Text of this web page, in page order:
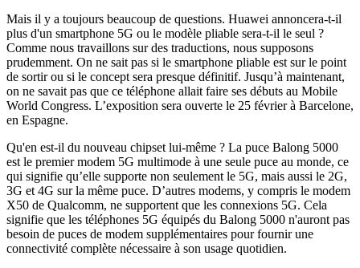
Mais il y a toujours beaucoup de questions. Huawei annoncera-t-il
plus d'un smartphone 5G ou le modèle pliable sera-t-il le seul ?
Comme nous travaillons sur des traductions, nous supposons
prudemment. On ne sait pas si le smartphone pliable est sur le point
de sortir ou si le concept sera presque définitif. Jusqu’à maintenant,
on ne savait pas que ce téléphone allait faire ses débuts au Mobile
World Congress. L’exposition sera ouverte le 25 février à Barcelone,
en Espagne.
Qu'en est-il du nouveau chipset lui-même ? La puce Balong 5000
est le premier modem 5G multimode à une seule puce au monde, ce
qui signifie qu’elle supporte non seulement le 5G, mais aussi le 2G,
3G et 4G sur la même puce. D’autres modems, y compris le modem
X50 de Qualcomm, ne supportent que les connexions 5G. Cela
signifie que les téléphones 5G équipés du Balong 5000 n'auront pas
besoin de puces de modem supplémentaires pour fournir une
connectivité complète nécessaire à son usage quotidien.